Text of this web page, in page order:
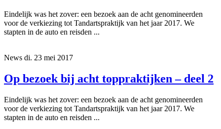
Eindelijk was het zover: een bezoek aan de acht genomineerden
voor de verkiezing tot Tandartspraktijk van het jaar 2017. We
stapten in de auto en reisden ...
News di. 23 mei 2017
Op bezoek bij acht toppraktijken – deel 2
Eindelijk was het zover: een bezoek aan de acht genomineerden
voor de verkiezing tot Tandartspraktijk van het jaar 2017. We
stapten in de auto en reisden ...